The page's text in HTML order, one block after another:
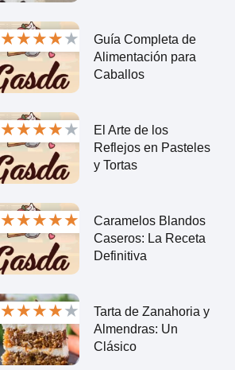
★★★★★
Guía Completa de
Alimentación para
Caballos
★★★★★
El Arte de los
Reflejos en Pasteles
y Tortas
★★★★★
Caramelos Blandos
Caseros: La Receta
Definitiva
★★★★★
Tarta de Zanahoria y
Almendras: Un
Clásico